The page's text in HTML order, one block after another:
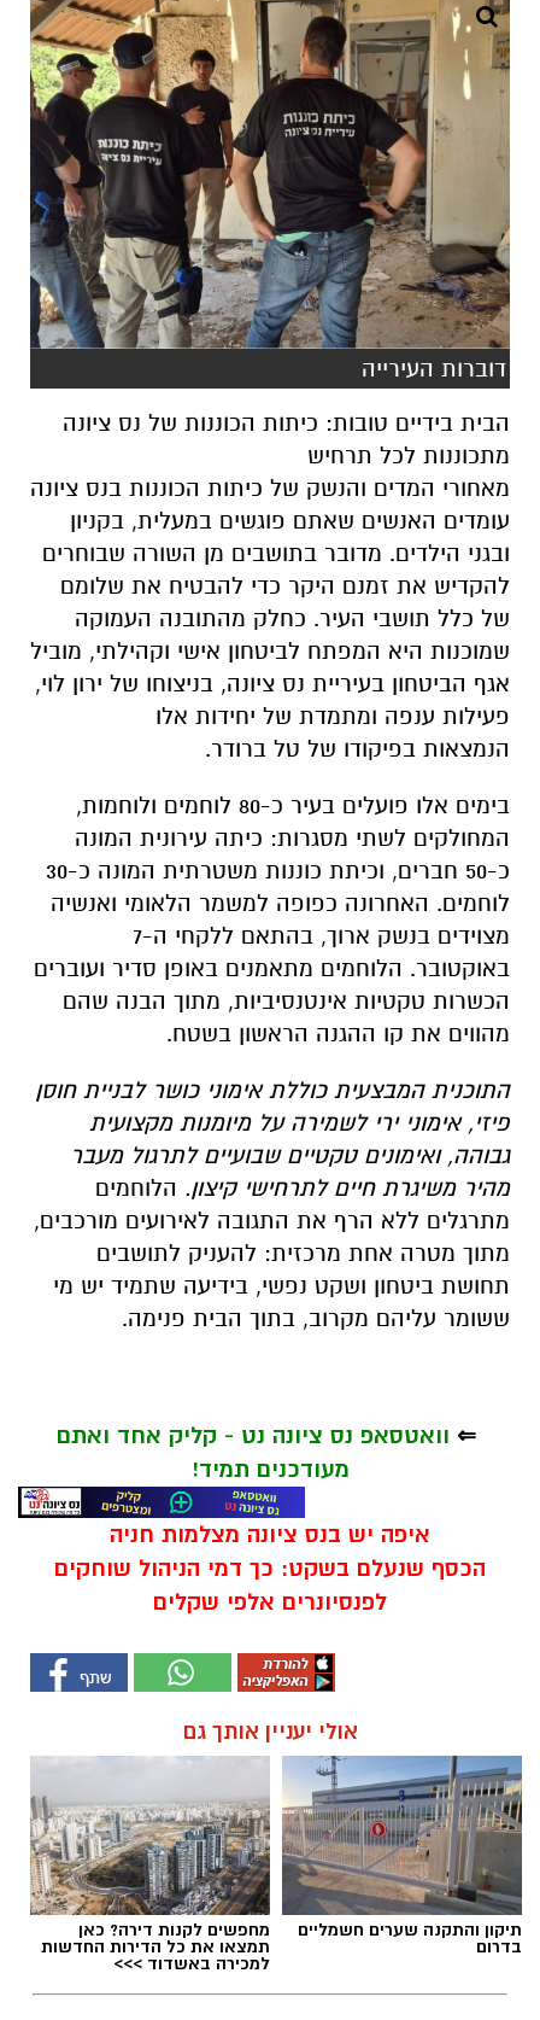
דוברות העירייה
הבית בידיים טובות: כיתות הכוננות של נס ציונה
מתכוננות לכל תרחיש
מאחורי המדים והנשק של כיתות הכוננות בנס ציונה
עומדים האנשים שאתם פוגשים במעלית, בקניון
ובגני הילדים. מדובר בתושבים מן השורה שבוחרים
להקדיש את זמנם היקר כדי להבטיח את שלומם
של כלל תושבי העיר. כחלק מהתובנה העמוקה
שמוכנות היא המפתח לביטחון אישי וקהילתי, מוביל
אגף הביטחון בעיריית נס ציונה, בניצוחו של ירון לוי,
פעילות ענפה ומתמדת של יחידות אלו
הנמצאות בפיקודו של טל ברודר.
בימים אלו פועלים בעיר כ-80 לוחמים ולוחמות,
המחולקים לשתי מסגרות: כיתה עירונית המונה
כ-50 חברים, וכיתת כוננות משטרתית המונה כ-30
לוחמים. האחרונה כפופה למשמר הלאומי ואנשיה
מצוידים בנשק ארוך, בהתאם ללקחי ה-7
באוקטובר. הלוחמים מתאמנים באופן סדיר ועוברים
הכשרות טקטיות אינטנסיביות, מתוך הבנה שהם
מהווים את קו ההגנה הראשון בשטח.
התוכנית המבצעית כוללת אימוני כושר לבניית חוסן
פיזי, אימוני ירי לשמירה על מיומנות מקצועית
גבוהה, ואימונים טקטיים שבועיים לתרגול מעבר
מהיר משיגרת חיים לתרחישי קיצון. הלוחמים
מתרגלים ללא הרף את התגובה לאירועים מורכבים,
מתוך מטרה אחת מרכזית: להעניק לתושבים
תחושת ביטחון ושקט נפשי, בידיעה שתמיד יש מי
ששומר עליהם מקרוב, בתוך הבית פנימה.
⇐ וואטסאפ נס ציונה נט - קליק אחד ואתם
מעודכנים תמיד!
איפה יש בנס ציונה מצלמות חניה
הכסף שנעלם בשקט: כך דמי הניהול שוחקים
לפנסיונרים אלפי שקלים
אולי יעניין אותך גם
תיקון והתקנה שערים חשמליים
בדרום
מחפשים לקנות דירה? כאן
תמצאו את כל הדירות החדשות
למכירה באשדוד >>>